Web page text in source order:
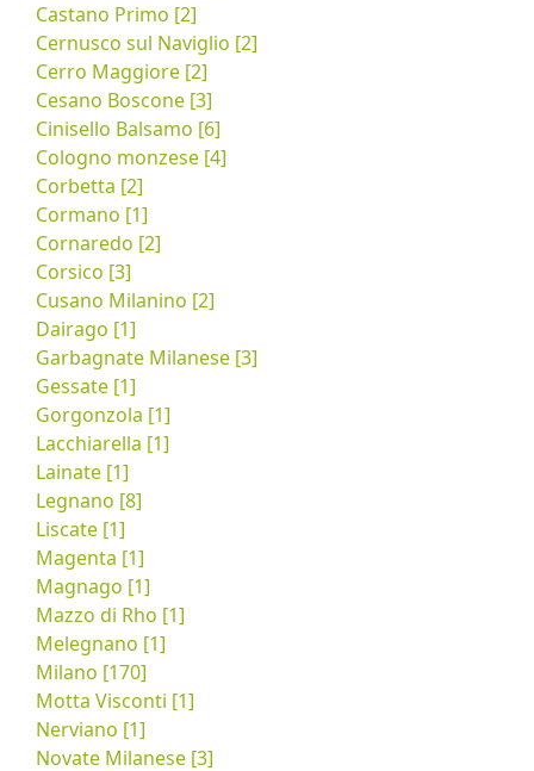
Castano Primo [2]
Cernusco sul Naviglio [2]
Cerro Maggiore [2]
Cesano Boscone [3]
Cinisello Balsamo [6]
Cologno monzese [4]
Corbetta [2]
Cormano [1]
Cornaredo [2]
Corsico [3]
Cusano Milanino [2]
Dairago [1]
Garbagnate Milanese [3]
Gessate [1]
Gorgonzola [1]
Lacchiarella [1]
Lainate [1]
Legnano [8]
Liscate [1]
Magenta [1]
Magnago [1]
Mazzo di Rho [1]
Melegnano [1]
Milano [170]
Motta Visconti [1]
Nerviano [1]
Novate Milanese [3]